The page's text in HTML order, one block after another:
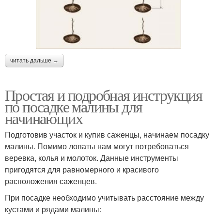
читать дальше →
Простая и подробная инструкция
по посадке малины для
начинающих
Подготовив участок и купив саженцы, начинаем посадку
малины. Помимо лопаты нам могут потребоваться
веревка, колья и молоток. Данные инструменты
пригодятся для равномерного и красивого
расположения саженцев.
При посадке необходимо учитывать расстояние между
кустами и рядами малины: